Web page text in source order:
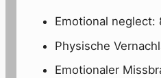
Emotional neglect:
Physische
Emotionaler